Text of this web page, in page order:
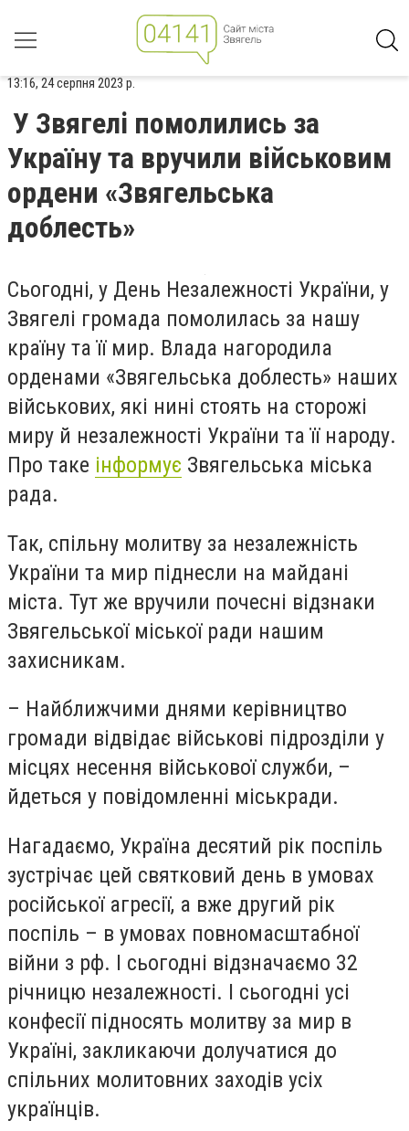
13:16, 24 серпня 2023 р.
У Звягелі помолились за
Україну та вручили військовим
ордени «Звягельська
доблесть»
Сьогодні, у День Незалежності України, у
Звягелі громада помолилась за нашу
країну та її мир. Влада нагородила
орденами «Звягельська доблесть» наших
військових, які нині стоять на сторожі
миру й незалежності України та її народу.
Про таке інформує Звягельська міська
рада.
Так, спільну молитву за незалежність
України та мир піднесли на майдані
міста. Тут же вручили почесні відзнаки
Звягельської міської ради нашим
захисникам.
– Найближчими днями керівництво
громади відвідає військові підрозділи у
місцях несення військової служби, –
йдеться у повідомленні міськради.
Нагадаємо, Україна десятий рік поспіль
зустрічає цей святковий день в умовах
російської агресії, а вже другий рік
поспіль – в умовах повномасштабної
війни з рф. І сьогодні відзначаємо 32
річницю незалежності. І сьогодні усі
конфесії підносять молитву за мир в
Україні, закликаючи долучатися до
спільних молитовних заходів усіх
українців.